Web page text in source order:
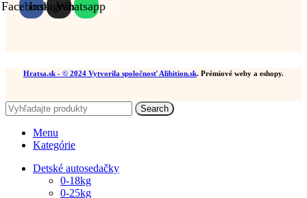
FacebookInstagramWhatsapp
Hratsa.sk - © 2024 Vytvorila spoločnosť Alibition.sk. Prémiové weby a eshopy.
Search
Menu
Kategórie
Detské autosedačky
0-18kg
0-25kg